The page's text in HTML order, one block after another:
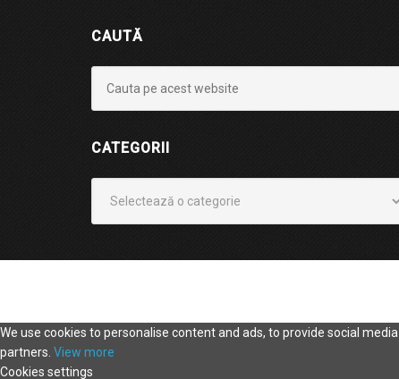
CAUTĂ
CATEGORII
We use cookies to personalise content and ads, to provide social
partners. View more
Cookies settings